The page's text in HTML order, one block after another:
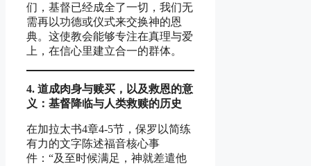
们，基督已经成全了一切，我们无
需再以功德或仪式来交换神的恩
典。这使教会能够专注在真理与爱
上，在信心里建立合一的群体。
4. 道成肉身与赎买 ，以及救恩的意
义 ：基督降临与人类救赎的历史
在加拉太书4章4-5节，保罗以简练
有力的文字陈述福音核心事
件：“及至时候满足，神就差遣他